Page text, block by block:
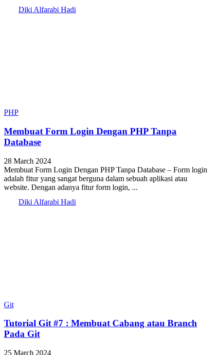
Diki Alfarabi Hadi
PHP
Membuat Form Login Dengan PHP Tanpa
Database
28 March 2024
Membuat Form Login Dengan PHP Tanpa Database – Form login
adalah fitur yang sangat berguna dalam sebuah aplikasi atau
website. Dengan adanya fitur form login, ...
Diki Alfarabi Hadi
Git
Tutorial Git #7 : Membuat Cabang atau Branch
Pada Git
25 March 2024